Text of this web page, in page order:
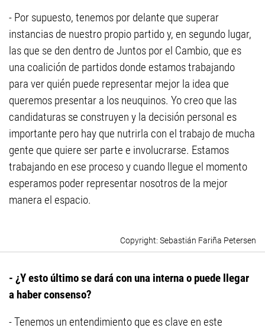
- Por supuesto, tenemos por delante que superar
instancias de nuestro propio partido y, en segundo lugar,
las que se den dentro de Juntos por el Cambio, que es
una coalición de partidos donde estamos trabajando
para ver quién puede representar mejor la idea que
queremos presentar a los neuquinos. Yo creo que las
candidaturas se construyen y la decisión personal es
importante pero hay que nutrirla con el trabajo de mucha
gente que quiere ser parte e involucrarse. Estamos
trabajando en ese proceso y cuando llegue el momento
esperamos poder representar nosotros de la mejor
manera el espacio.
Sebastián Fariña Petersen
- ¿Y esto último se dará con una interna o puede llegar
a haber consenso?
- Tenemos un entendimiento que es clave en este